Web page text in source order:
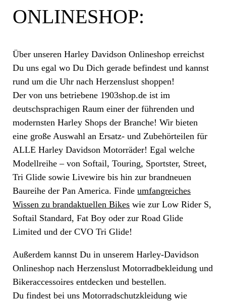
ONLINESHOP:
Über unseren Harley Davidson Onlineshop erreichst
Du uns egal wo Du Dich gerade befindest und kannst
rund um die Uhr nach Herzenslust shoppen!
Der von uns betriebene 1903shop.de ist im
deutschsprachigen Raum einer der führenden und
modernsten Harley Shops der Branche! Wir bieten
eine große Auswahl an Ersatz- und Zubehörteilen für
ALLE Harley Davidson Motorräder! Egal welche
Modellreihe – von Softail, Touring, Sportster, Street,
Tri Glide sowie Livewire bis hin zur brandneuen
Baureihe der Pan America. Findeumfangreiches
Wissen zu brandaktuellen Bikes wie zur Low Rider S,
Softail Standard, Fat Boy oder zur Road Glide
Limited und der CVO Tri Glide!
Außerdem kannst Du in unserem Harley-Davidson
Onlineshop nach Herzenslust Motorradbekleidung und
Bikeraccessoires entdecken und bestellen.
Du findest bei uns Motorradschutzkleidung wie